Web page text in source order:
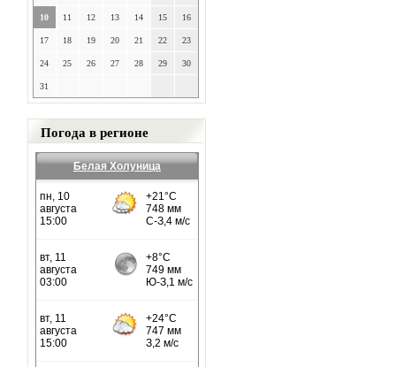
10 11 12 13 14 15 16
17 18 19 20 21 22 23
24 25 26 27 28 29 30
31
Погода в регионе
Белая Холуница